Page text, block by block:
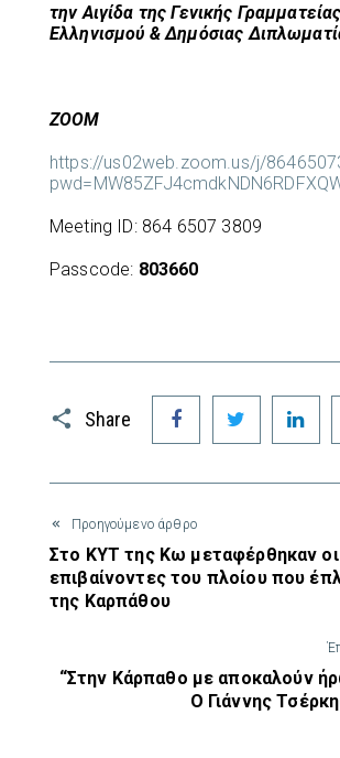
την Αιγίδα της Γενικής
Ελληνισμού & Δημόσιας
ΖΟΟΜ
https://us02web.zoom.us/j/
Meeting ID: 864 6507 3809
Passcode: 803660
Share
Facebook Twitter
Προηγούμενο άρθρο
Στο ΚΥΤ της Κω μεταφέρθηκαν οι
επιβαίνοντες του πλοίου που
της Καρπάθου
“Στην Κάρπαθο με αποκαλούν
Ο Γιάννης